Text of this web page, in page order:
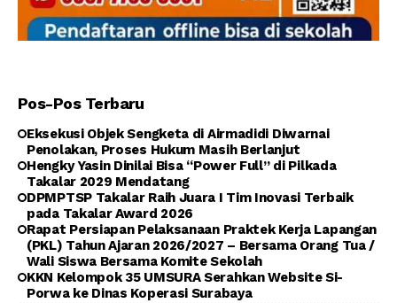
Pos-Pos Terbaru
Eksekusi Objek Sengketa di Airmadidi Diwarnai
Penolakan, Proses Hukum Masih Berlanjut
Hengky Yasin Dinilai Bisa “Power Full” di Pilkada
Takalar 2029 Mendatang
DPMPTSP Takalar Raih Juara I Tim Inovasi Terbaik
pada Takalar Award 2026
Rapat Persiapan Pelaksanaan Praktek Kerja Lapangan
(PKL) Tahun Ajaran 2026/2027 – Bersama Orang Tua /
Wali Siswa Bersama Komite Sekolah
KKN Kelompok 35 UMSURA Serahkan Website Si-
Porwa ke Dinas Koperasi Surabaya